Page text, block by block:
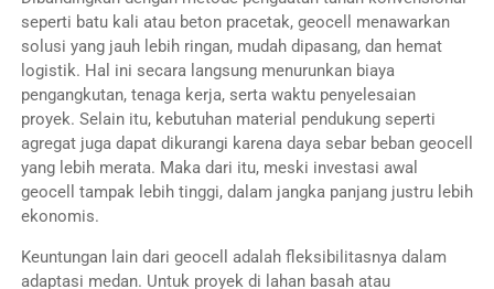
seperti batu kali atau beton pracetak, geocell menawarkan
solusi yang jauh lebih ringan, mudah dipasang, dan hemat
logistik. Hal ini secara langsung menurunkan biaya
pengangkutan, tenaga kerja, serta waktu penyelesaian
proyek. Selain itu, kebutuhan material pendukung seperti
agregat juga dapat dikurangi karena daya sebar beban geocell
yang lebih merata. Maka dari itu, meski investasi awal
geocell tampak lebih tinggi, dalam jangka panjang justru lebih
ekonomis.
Keuntungan lain dari geocell adalah fleksibilitasnya dalam
adaptasi medan. Untuk proyek di lahan basah atau